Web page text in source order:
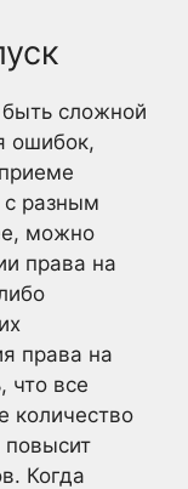
сложной
ошибок,
с разным
можно
права на
права на
что все
количество
Когда